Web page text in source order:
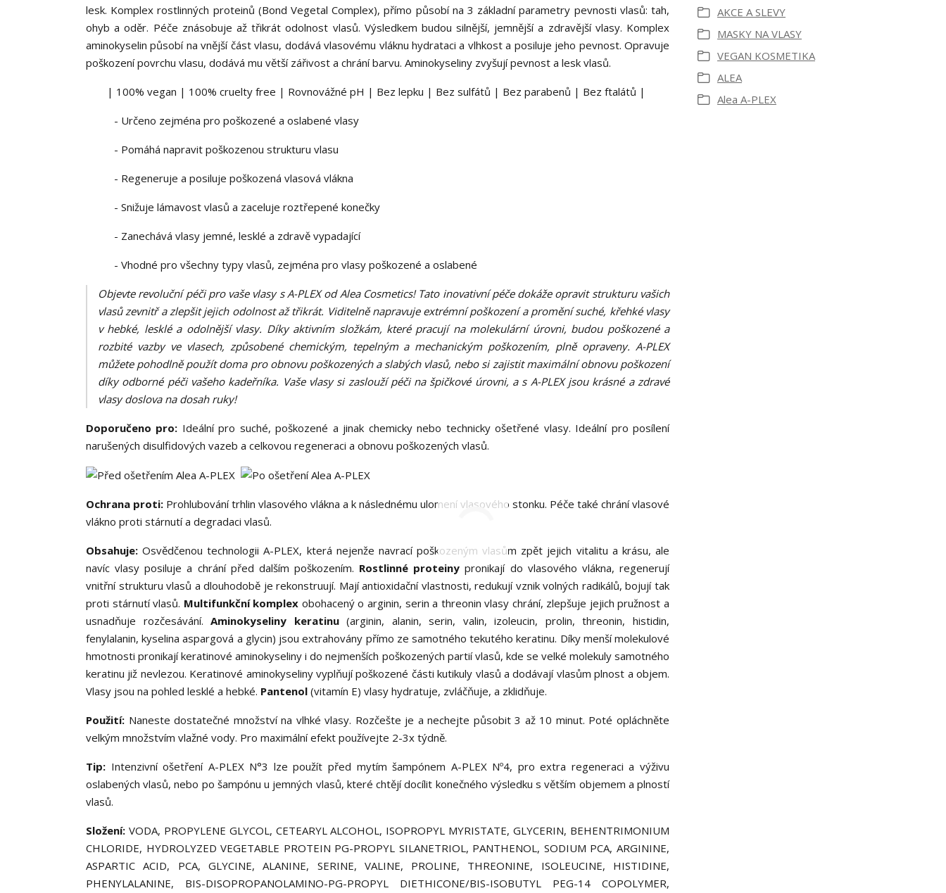
lesk. Komplex rostlinných proteinů (Bond Vegetal Complex), přímo působí na 3 základní parametry pevnosti vlasů: tah,
ohyb a oděr. Péče znásobuje až třikrát odolnost vlasů. Výsledkem budou silnější, jemnější a zdravější vlasy. Komplex
aminokyselin působí na vnější část vlasu, dodává vlasovému vláknu hydrataci a vlhkost a posiluje jeho pevnost. Opravuje
poškození povrchu vlasu, dodává mu větší zářivost a chrání barvu. Aminokyseliny zvyšují pevnost a lesk vlasů.
| 100% vegan | 100% cruelty free | Rovnovážné pH | Bez lepku | Bez sulfátů | Bez parabenů | Bez ftalátů |
- Určeno zejména pro poškozené a oslabené vlasy
- Pomáhá napravit poškozenou strukturu vlasu
- Regeneruje a posiluje poškozená vlasová vlákna
- Snižuje lámavost vlasů a zaceluje roztřepené konečky
- Zanechává vlasy jemné, lesklé a zdravě vypadající
- Vhodné pro všechny typy vlasů, zejména pro vlasy poškozené a oslabené
Objevte revoluční péči pro vaše vlasy s A-PLEX od Alea Cosmetics! Tato inovativní péče dokáže opravit strukturu vašich
vlasů zevnitř a zlepšit jejich odolnost až třikrát. Viditelně napravuje extrémní poškození a promění suché, křehké vlasy
v hebké, lesklé a odolnější vlasy. Díky aktivním složkám, které pracují na molekulární úrovni, budou poškozené a
rozbité vazby ve vlasech, způsobené chemickým, tepelným a mechanickým poškozením, plně opraveny. A-PLEX
můžete pohodlně použít doma pro obnovu poškozených a slabých vlasů, nebo si zajistit maximální obnovu poškození
díky odborné péči vašeho kadeřníka. Vaše vlasy si zaslouží péči na špičkové úrovni, a s A-PLEX jsou krásné a zdravé
vlasy doslova na dosah ruky!
Doporučeno pro: Ideální pro suché, poškozené a jinak chemicky nebo technicky ošetřené vlasy. Ideální pro posílení
narušených disulfidových vazeb a celkovou regeneraci a obnovu poškozených vlasů.
Ochrana proti: Prohlubování trhlin vlasového vlákna a k následnému ulomení vlasového stonku. Péče také chrání vlasové
vlákno proti stárnutí a degradaci vlasů.
Obsahuje:Osvědčenou technologii A-PLEX, která nejenže navrací poškozeným vlasům zpět jejich vitalitu a krásu, ale
navíc vlasy posiluje a chrání před dalším poškozením. Rostlinné proteiny pronikají do vlasového vlákna, regenerují
vnitřní strukturu vlasů a dlouhodobě je rekonstruují. Mají antioxidační vlastnosti, redukují vznik volných radikálů, bojují tak
proti stárnutí vlasů. Multifunkční komplex obohacený o arginin, serin a threonin vlasy chrání, zlepšuje jejich pružnost a
usnadňuje rozčesávání.Aminokyseliny keratinu(arginin, alanin, serin, valin, izoleucin, prolin, threonin, histidin,
fenylalanin, kyselina aspargová a glycin) jsou extrahovány přímo ze samotného tekutého keratinu. Díky menší molekulové
hmotnosti pronikají keratinové aminokyseliny i do nejmenších poškozených partií vlasů, kde se velké molekuly samotného
keratinu již nevlezou. Keratinové aminokyseliny vyplňují poškozené části kutikuly vlasů a dodávají vlasům plnost a objem.
Vlasy jsou na pohled lesklé a hebké. Pantenol (vitamín E) vlasy hydratuje, zvláčňuje, a zklidňuje.
Použití: Naneste dostatečné množství na vlhké vlasy. Rozčešte je a nechejte působit 3 až 10 minut. Poté opláchněte
velkým množstvím vlažné vody. Pro maximální efekt používejte 2-3x týdně.
Tip: Intenzivní ošetření A-PLEX N°3 lze použít před mytím šampónem A-PLEX Nº4, pro extra regeneraci a výživu
oslabených vlasů, nebo po šampónu u jemných vlasů, které chtějí docílit konečného výsledku s větším objemem a plností
vlasů.
Složení: VODA, PROPYLENE GLYCOL, CETEARYL ALCOHOL, ISOPROPYL MYRISTATE, GLYCERIN, BEHENTRIMONIUM
CHLORIDE, HYDROLYZED VEGETABLE PROTEIN PG-PROPYL SILANETRIOL, PANTHENOL, SODIUM PCA, ARGININE,
ASPARTIC ACID, PCA, GLYCINE, ALANINE, SERINE, VALINE, PROLINE, THREONINE, ISOLEUCINE, HISTIDINE,
PHENYLALANINE, BIS-DISOPROPANOLAMINO-PG-PROPYL DIETHICONE/BIS-ISOBUTYL PEG-14 COPOLYMER,
AKCE A SLEVY
MASKY NA VLASY
VEGAN KOSMETIKA
ALEA
Alea A-PLEX